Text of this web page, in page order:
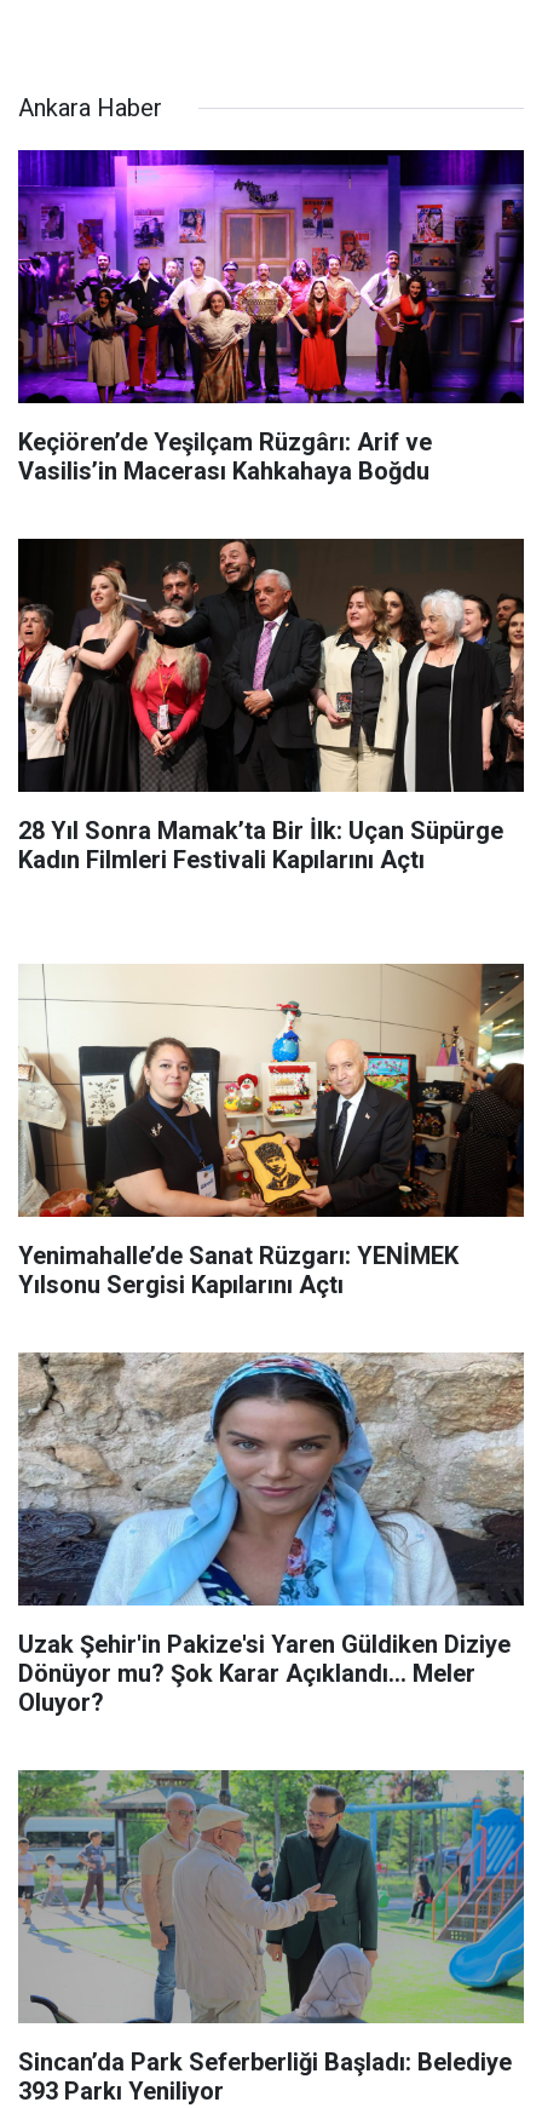
Ankara Haber
Keçiören’de Yeşilçam Rüzgârı: Arif ve
Vasilis’in Macerası Kahkahaya Boğdu
28 Yıl Sonra Mamak’ta Bir İlk: Uçan Süpürge
Kadın Filmleri Festivali Kapılarını Açtı
Yenimahalle’de Sanat Rüzgarı: YENİMEK
Yılsonu Sergisi Kapılarını Açtı
Uzak Şehir'in Pakize'si Yaren Güldiken Diziye
Dönüyor mu? Şok Karar Açıklandı... Meler
Oluyor?
Sincan’da Park Seferberliği Başladı: Belediye
393 Parkı Yeniliyor